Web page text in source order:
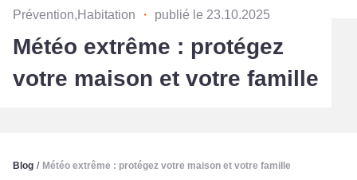
Prévention,Habitation ・ publié le 23.10.2025
Météo extrême : protégez
votre maison et votre famille
Blog / Météo extrême : protégez votre maison et votre famille